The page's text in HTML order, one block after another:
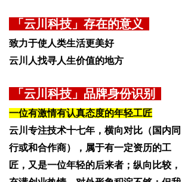
「云川科技」存在的意义
致力于使人类生活更美好
云川人找寻人生价值的地方
「云川科技」品牌身份识别
一位有激情有认真态度的年轻工匠
云川专注技术十七年，横向对比（国内同
行或和合作商），属于有一定资历的工
匠，又是一位年轻的后来者；纵向比较，